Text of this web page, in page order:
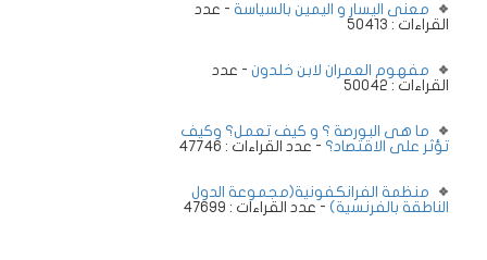
معنى اليسار و اليمين بالسياسة - عدد
القراءات : 50413
مفهوم العمران لابن خلدون - عدد
القراءات : 50042
ما هى البورصة ؟ و كيف تعمل؟ وكيف
تؤثر على الاقتصاد؟ - عدد القراءات : 47746
منظمة الفرانكفونية(مجموعة الدول
الناطقة بالفرنسية) - عدد القراءات : 47699